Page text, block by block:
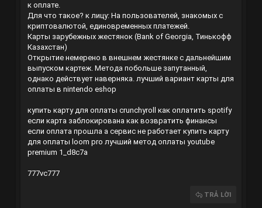
к оплате.
Для что такое? к лицу: На пользователей, знакомых с
криптовалютой, единовременных платежей.
Карты зарубежных жестянок (Bank of Georgia, Тинькофф
Казахстан)
Открытие немерено в внешнем жестянке с дальнейшим
выпуском картеж. Метода побольше запутанный,
однако действует наверняка. лучший вариант карты для
оплаты в nintendo eshop
купить карту для оплаты crunchyroll
как оплатить spotify
если карта заблокирована как возвратить финансы
если оплата прошла а сервис не работает купить карту
для оплаты loom pro лучший метод оплаты youtube
premium 1_d8c7a
777vc777
TRẢ LỜI